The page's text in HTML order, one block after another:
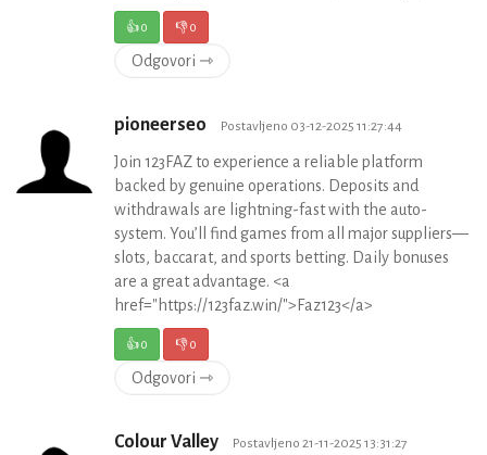
👍0 👎0
Odgovori ⇾
pioneerseo Postavljeno 03-12-2025 11:27:44
Join 123FAZ to experience a reliable platform
backed by genuine operations. Deposits and
withdrawals are lightning-fast with the auto-
system. You’ll find games from all major suppliers—
slots, baccarat, and sports betting. Daily bonuses
are a great advantage. <a
href="https://123faz.win/">Faz123</a>
👍0 👎0
Odgovori ⇾
Colour Valley Postavljeno 21-11-2025 13:31:27